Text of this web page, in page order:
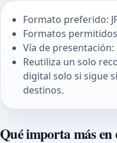
Formato preferido:
Formatos permitidos:
Vía de
Reutiliza un solo
digital solo si sigue
destinos.
Qué importa más en